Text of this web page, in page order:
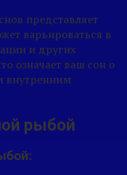
представляет
варьироваться в
и других
означает ваш сон о
внутренним
рыбой